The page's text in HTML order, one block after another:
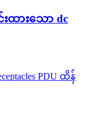
းထားသော dc